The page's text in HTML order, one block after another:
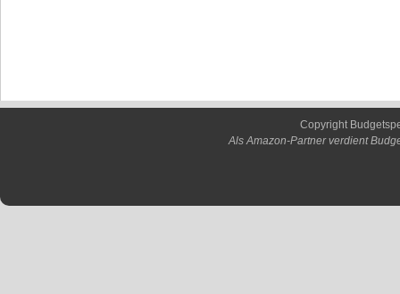
Copyright
Als Amazon-Partner verdient